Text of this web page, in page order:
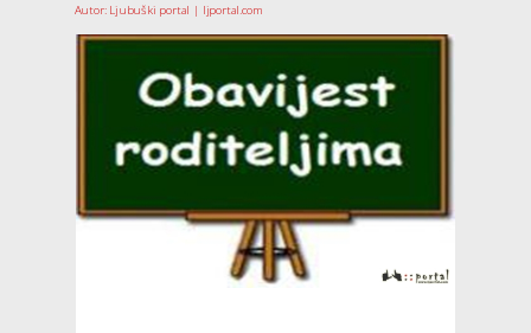
Autor: Ljubuški portal | ljportal.com